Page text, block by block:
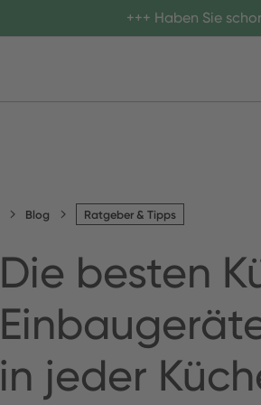
+++ Haben Sie
Blog Ratgeber & Tipps
Die besten
in jeder